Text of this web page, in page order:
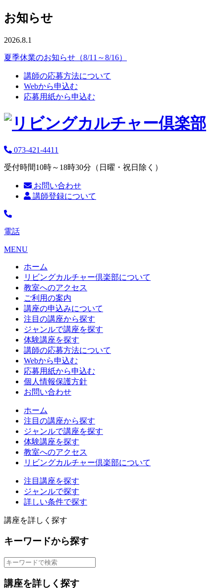
お知らせ
2026.8.1
夏季休業のお知らせ（8/11～8/16）
講師の応募方法について
Webから申込む
応募用紙から申込む
073-421-4411
受付時間10時～18時30分（日曜・祝日除く）
お問い合わせ
講師登録について
電話
MENU
ホーム
リビングカルチャー倶楽部について
教室へのアクセス
ご利用の案内
講座の申込みについて
注目の講座から探す
ジャンルで講座を探す
体験講座を探す
講師の応募方法について
Webから申込む
応募用紙から申込む
個人情報保護方針
お問い合わせ
ホーム
注目の講座から探す
ジャンルで講座を探す
体験講座を探す
教室へのアクセス
リビングカルチャー倶楽部について
注目講座を探す
ジャンルで探す
詳しい条件で探す
講座を詳しく探す
キーワードから探す
講座を詳しく探す